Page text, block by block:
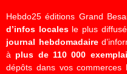
Hebdo25 éditions Grand
d’infos localesle plus diffusé
journal hebdomadaire
à plus de 110 000
dépôts dans vos